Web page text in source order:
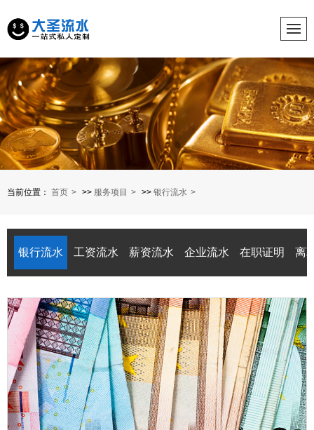
当前位置： 首页 >> 服务项目 >> 银行流水
银行流水 工资流水 薪资流水 企业流水 在职证明 离